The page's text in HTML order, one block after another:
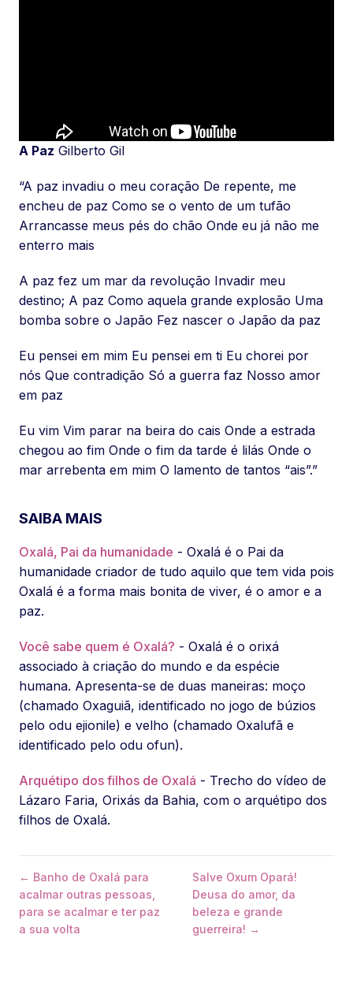
A Paz Gilberto Gil
“A paz invadiu o meu coração De repente, me
encheu de paz Como se o vento de um tufão
Arrancasse meus pés do chão Onde eu já não me
enterro mais
A paz fez um mar da revolução Invadir meu
destino; A paz Como aquela grande explosão Uma
bomba sobre o Japão Fez nascer o Japão da paz
Eu pensei em mim Eu pensei em ti Eu chorei por
nós Que contradição Só a guerra faz Nosso amor
em paz
Eu vim Vim parar na beira do cais Onde a estrada
chegou ao fim Onde o fim da tarde é lilás Onde o
mar arrebenta em mim O lamento de tantos “ais”.”
SAIBA MAIS
Oxalá, Pai da humanidade - Oxalá é o Pai da
humanidade criador de tudo aquilo que tem vida pois
Oxalá é a forma mais bonita de viver, é o amor e a
paz.
Você sabe quem é Oxalá? - Oxalá é o orixá
associado à criação do mundo e da espécie
humana. Apresenta-se de duas maneiras: moço
(chamado Oxaguiã, identificado no jogo de búzios
pelo odu ejionile) e velho (chamado Oxalufã e
identificado pelo odu ofun).
Arquétipo dos filhos de Oxalá - Trecho do vídeo de
Lázaro Faria, Orixás da Bahia, com o arquétipo dos
filhos de Oxalá.
← Banho de Oxalá para
acalmar outras pessoas,
para se acalmar e ter paz
a sua volta
Salve Oxum Opará!
Deusa do amor, da
beleza e grande
guerreira! →